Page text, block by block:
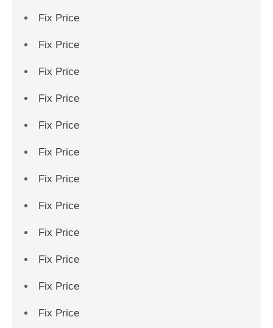
Fix Price
Fix Price
Fix Price
Fix Price
Fix Price
Fix Price
Fix Price
Fix Price
Fix Price
Fix Price
Fix Price
Fix Price